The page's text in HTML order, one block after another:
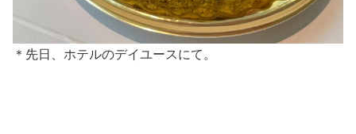
＊先日、ホテルのデイユースにて。